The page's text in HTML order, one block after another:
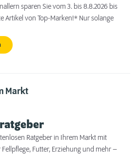
sparen Sie vom 3. bis 8.8.2026 bis
Artikel von Top-Marken!* Nur solange
Markt
Ratgeber in Ihrem Markt mit
Futter, Erziehung und mehr –